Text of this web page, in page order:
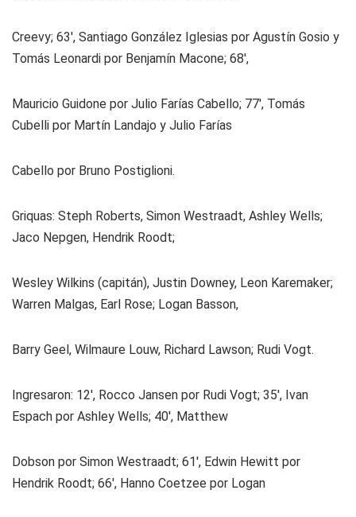
Creevy; 63′, Santiago González Iglesias por Agustín Gosio y
Tomás Leonardi por Benjamín Macone; 68′,
Mauricio Guidone por Julio Farías Cabello; 77′, Tomás
Cubelli por Martín Landajo y Julio Farías
Cabello por Bruno Postiglioni.
Griquas: Steph Roberts, Simon Westraadt, Ashley Wells;
Jaco Nepgen, Hendrik Roodt;
Wesley Wilkins (capitán), Justin Downey, Leon Karemaker;
Warren Malgas, Earl Rose; Logan Basson,
Barry Geel, Wilmaure Louw, Richard Lawson; Rudi Vogt.
Ingresaron: 12′, Rocco Jansen por Rudi Vogt; 35′, Ivan
Espach por Ashley Wells; 40′, Matthew
Dobson por Simon Westraadt; 61′, Edwin Hewitt por
Hendrik Roodt; 66′, Hanno Coetzee por Logan